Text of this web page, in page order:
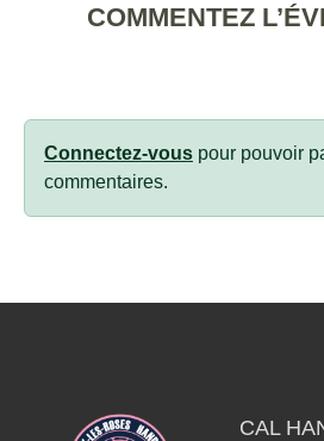
COMMENTEZ
Connectez-vous pour pouvoir
commentaires.
CAL